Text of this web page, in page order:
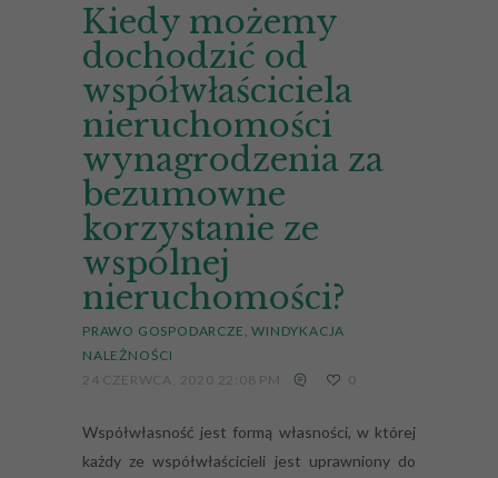
Kiedy możemy
dochodzić od
współwłaściciela
nieruchomości
wynagrodzenia za
bezumowne
korzystanie ze
wspólnej
nieruchomości?
PRAWO GOSPODARCZE WINDYKACJA
NALEŻNOŚCI
24 CZERWCA, 2020 22:08 PM
0
Współwłasność jest formą własności, w której
każdy ze współwłaścicieli jest uprawniony do